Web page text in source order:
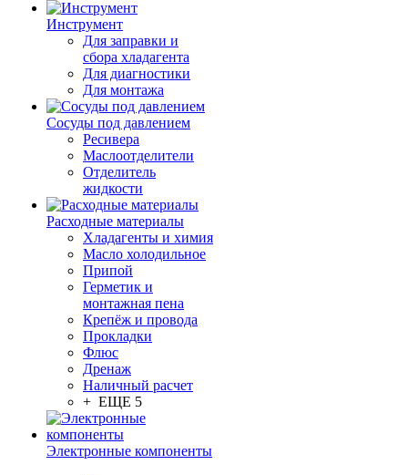
Инструмент
Для заправки и
сбора хладагента
Для диагностики
Для монтажа
Сосуды под давлением
Ресивера
Маслоотделители
Отделитель
жидкости
Расходные материалы
Хладагенты и химия
Масло холодильное
Припой
Герметик и
монтажная пена
Крепёж и провода
Прокладки
Флюс
Дренаж
Наличный расчет
+ ЕЩЕ 5
Электронные компоненты